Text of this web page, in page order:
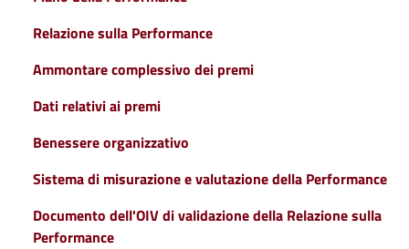
Relazione sulla Performance
Ammontare complessivo dei premi
Dati relativi ai premi
Benessere organizzativo
Sistema di misurazione e valutazione della Performance
Documento dell'OIV di validazione della Relazione sulla
Performance